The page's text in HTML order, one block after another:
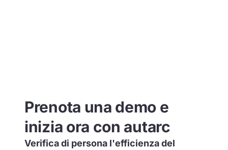
Prenota una demo e
inizia ora con autarc
Verifica di persona l'efficienza del